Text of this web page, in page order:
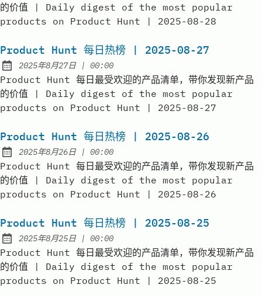
的价值 | Daily digest of the most popular
products on Product Hunt | 2025-08-28
Product Hunt 每日热榜 | 2025-08-27
Published:
2025年8月27日| at
00:00
Product Hunt 每日最受欢迎的产品清单，带你发现新产品
的价值 | Daily digest of the most popular
products on Product Hunt | 2025-08-27
Product Hunt 每日热榜 | 2025-08-26
Published:
2025年8月26日| at
00:00
Product Hunt 每日最受欢迎的产品清单，带你发现新产品
的价值 | Daily digest of the most popular
products on Product Hunt | 2025-08-26
Product Hunt 每日热榜 | 2025-08-25
Published:
2025年8月25日| at
00:00
Product Hunt 每日最受欢迎的产品清单，带你发现新产品
的价值 | Daily digest of the most popular
products on Product Hunt | 2025-08-25